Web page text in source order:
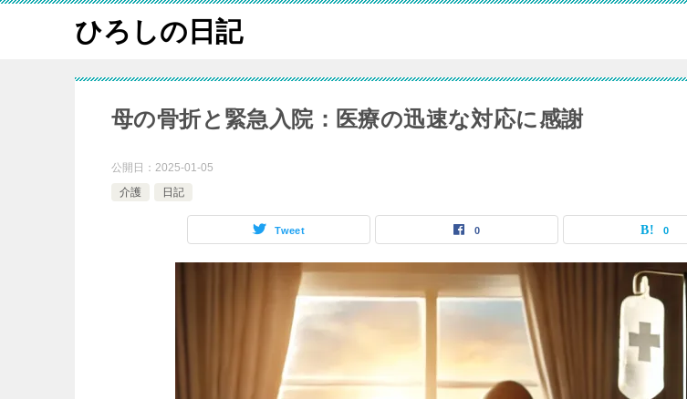
ひろしの日記
母の骨折と緊急入院：医療の迅速な対応に感謝
公開日： 2025-01-05
介護
日記
Tweet 0 0